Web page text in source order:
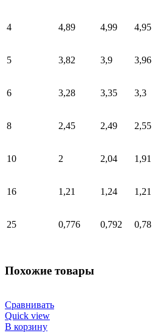
4 4,89 4,99 4,95
5 3,82 3,9 3,96
6 3,28 3,35 3,3
8 2,45 2,49 2,55
10 2 2,04 1,91
16 1,21 1,24 1,21
25 0,776 0,792 0,78
Похожие товары
Сравнивать
Quick view
В корзину